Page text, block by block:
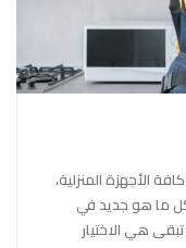
الأجهزة المنزلية،
كل ما هو جديد في
هي الاختيار